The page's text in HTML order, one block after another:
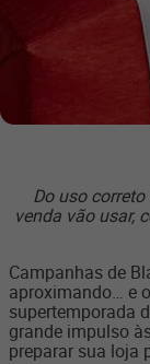
Do uso
venda vão usar,
Campanhas de
aproximando… e
supertemporada
grande impulso
preparar sua loja